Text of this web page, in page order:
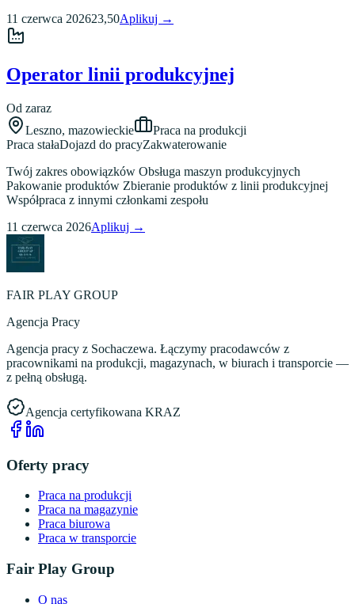
11 czerwca 202623,50Aplikuj →
Operator linii produkcyjnej
Od zaraz
Leszno, mazowieckie
Praca na produkcji
Praca stałaDojazd do pracyZakwaterowanie
Twój zakres obowiązków Obsługa maszyn produkcyjnych
Pakowanie produktów Zbieranie produktów z linii produkcyjnej
Współpraca z innymi członkami zespołu
11 czerwca 2026Aplikuj →
FAIR PLAY GROUP
Agencja Pracy
Agencja pracy z Sochaczewa. Łączymy pracodawców z
pracownikami na produkcji, magazynach, w biurach i transporcie —
z pełną obsługą.
Agencja certyfikowana KRAZ
Oferty pracy
Praca na produkcji
Praca na magazynie
Praca biurowa
Praca w transporcie
Fair Play Group
O nas